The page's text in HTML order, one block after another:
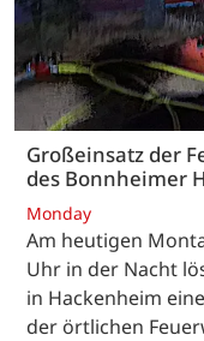
Großeinsatz der
des Bonnheimer
Monday
Am heutigen
Uhr in der Nacht
in Hackenheim
der örtlichen